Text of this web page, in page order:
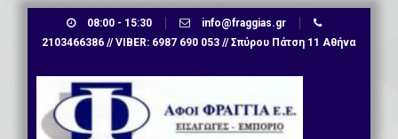
08:00 - 15:30
info@fraggias.gr
2103466386 // VIBER: 6987 690 053 // Σπύρου Πάτση 11 Αθήνα